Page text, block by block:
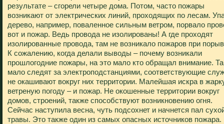
результате – сгорели четыре дома. Потом, часто пожары
возникают от электрических линий, проходящих по лесам.
дерево, например, поваленное сильным ветром, порвало
вот и пожар. Ведь провода не изолированы! А где проходят
изолированные провода, там не возникало пожаров при
К сожалению, когда делали выводы – почему возникали
прошлогодние пожары, на это мало кто обращал внимание.
мало следят за электроподстанциями, соответствующие
не окашивают вокруг них территории. Малейшая искра в
ветреную погоду – и пожар. Не окошенные территории вокруг
домов, строений, также способствуют возникновению огня.
Сейчас наступила весна, чуть подсохнет и начнется пал
травы. Это также один из самых опасных источников пожара.